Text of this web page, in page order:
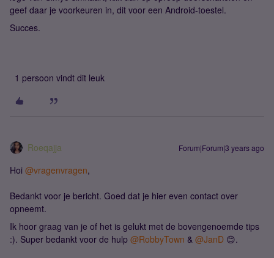
geef daar je voorkeuren in, dit voor een Android-toestel.
Succes.
1 persoon vindt dit leuk
Roeqajja Forum|Forum|3 years ago
Hoi @vragenvragen,
Bedankt voor je bericht. Goed dat je hier even contact over
opneemt.
Ik hoor graag van je of het is gelukt met de bovengenoemde tips
:). Super bedankt voor de hulp @RobbyTown & @JanD 😊.